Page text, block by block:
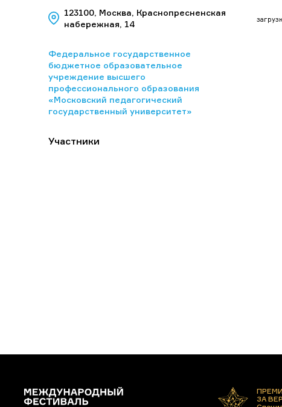
123100, Москва, Краснопресненская
набережная, 14
Федеральное государственное
бюджетное образовательное
учреждение высшего
профессионального образования
«Московский педагогический
государственный университет»
Участники
ЗА